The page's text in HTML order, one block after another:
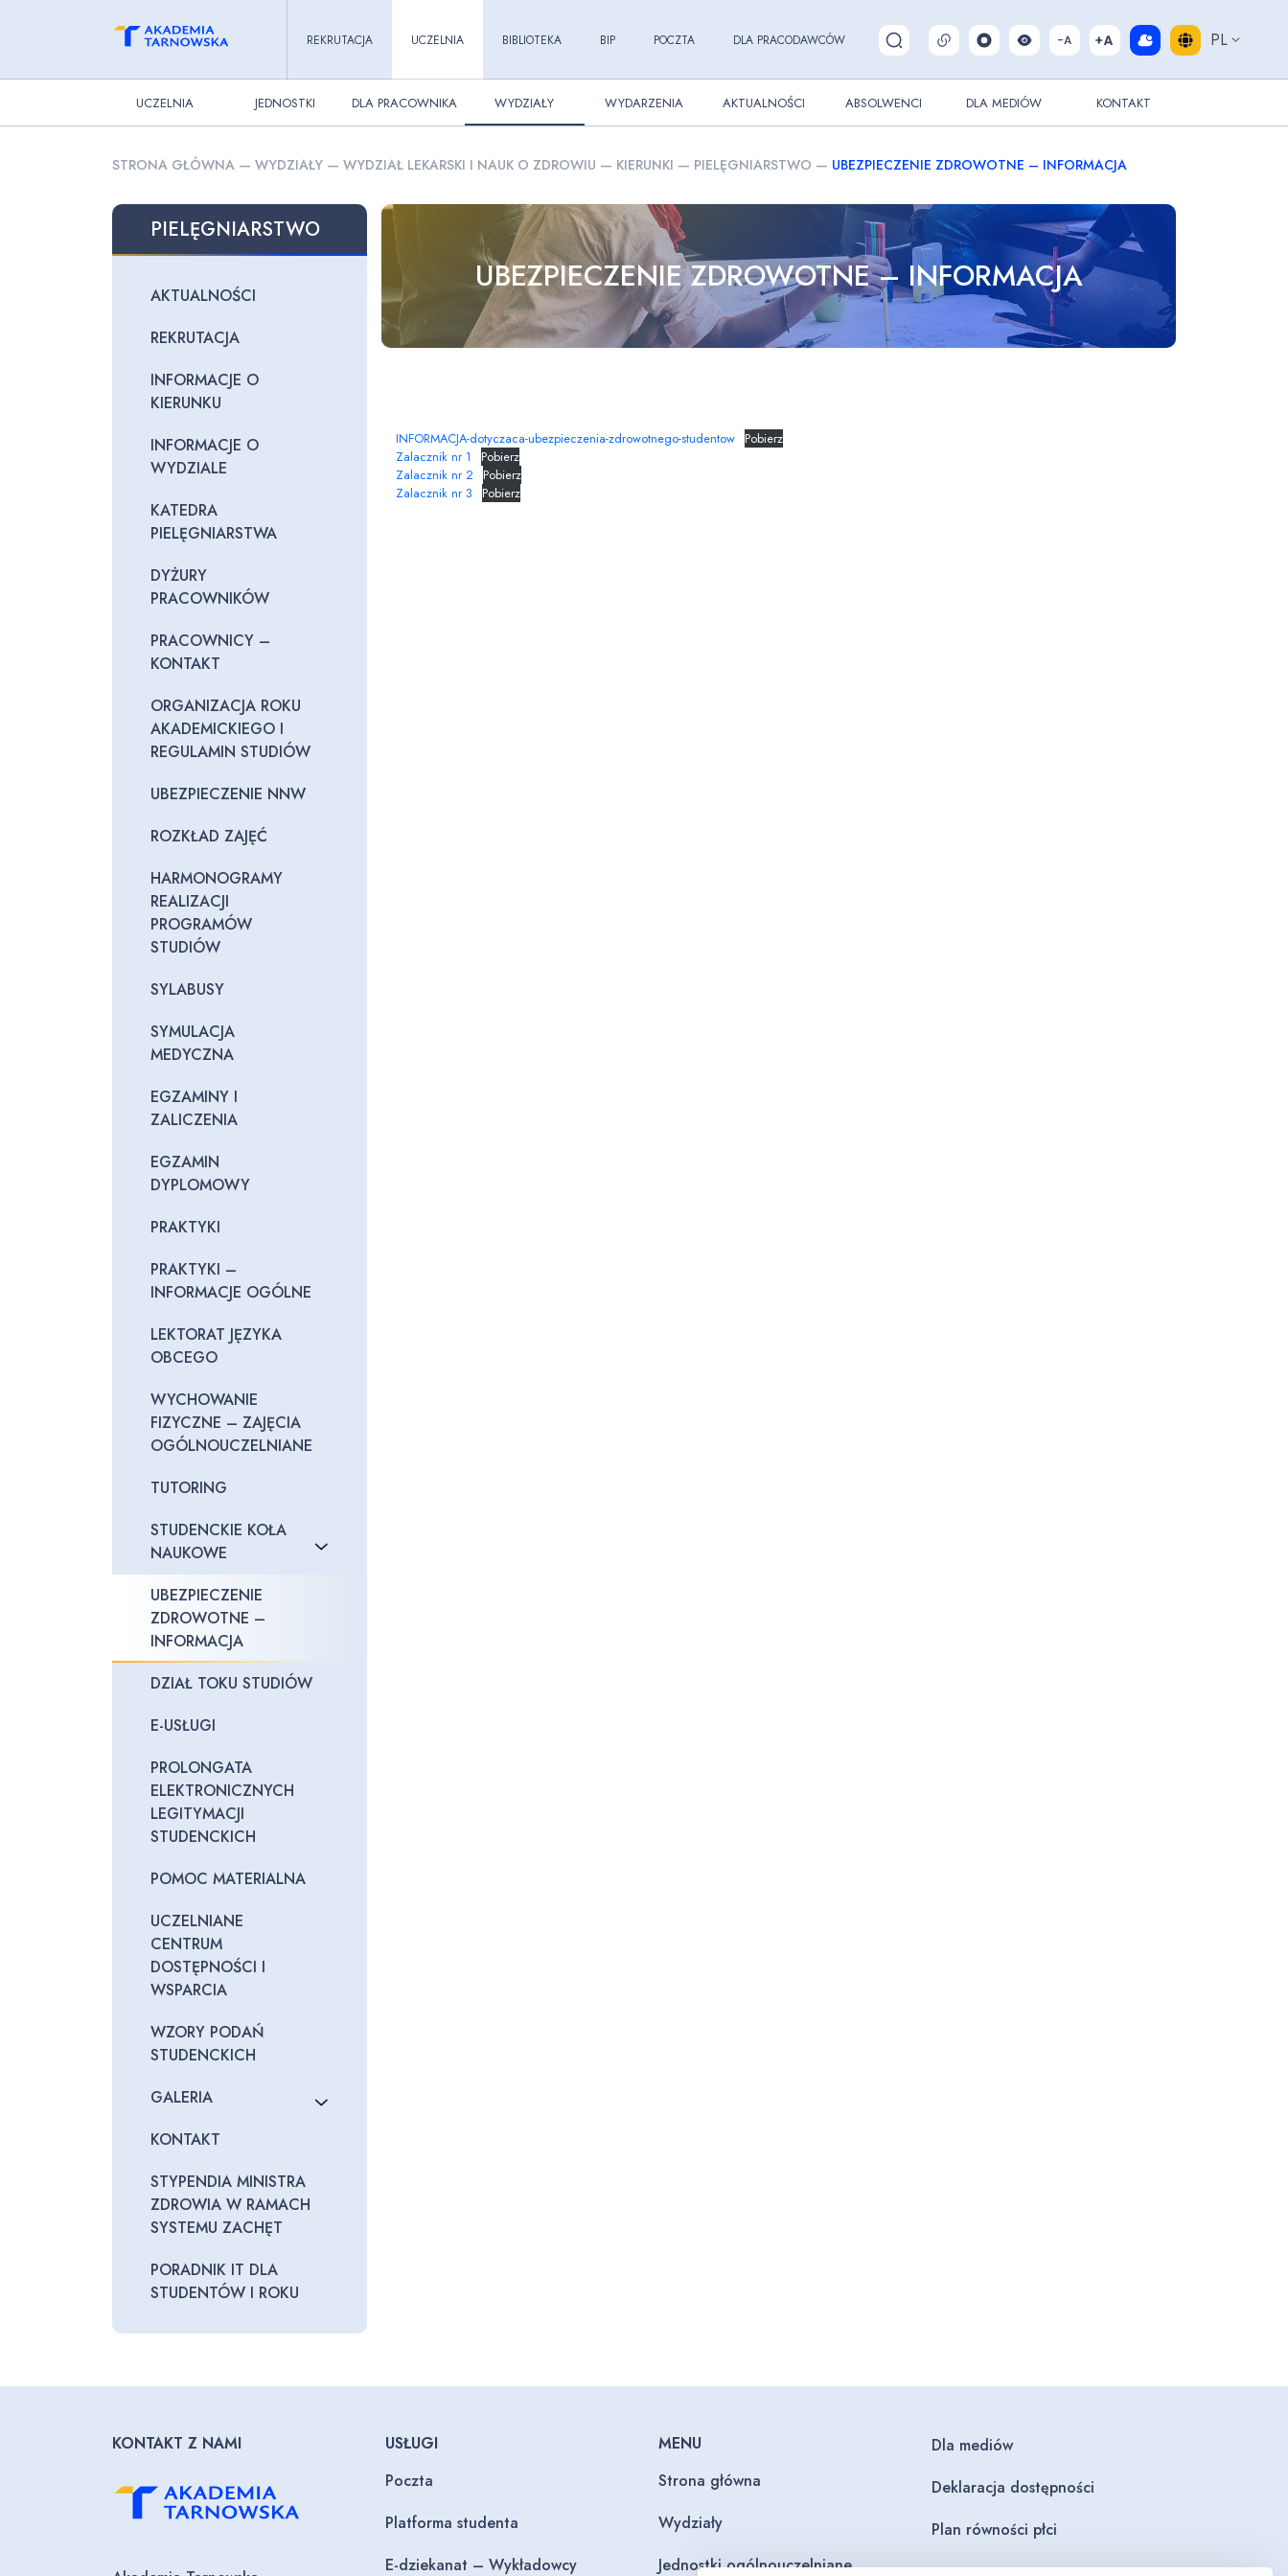
REKRUTACJA UCZELNIA BIBLIOTEKA BIP POCZTA DLA PRACODAWCÓW Pokaż/ukryj wyszukiwarkę PL
UCZELNIA JEDNOSTKI DLA PRACOWNIKA WYDZIAŁY WYDARZENIA AKTUALNOŚCI ABSOLWENCI DLA MEDIÓW KONTAKT
STRONA GŁÓWNA — WYDZIAŁY — WYDZIAŁ LEKARSKI I NAUK O ZDROWIU — KIERUNKI — PIELĘGNIARSTWO — UBEZPIECZENIE ZDROWOTNE – INFORMACJA
PIELĘGNIARSTWO
AKTUALNOŚCI
REKRUTACJA
INFORMACJE O
KIERUNKU
INFORMACJE O
WYDZIALE
KATEDRA
PIELĘGNIARSTWA
DYŻURY
PRACOWNIKÓW
PRACOWNICY –
KONTAKT
ORGANIZACJA ROKU
AKADEMICKIEGO I
REGULAMIN STUDIÓW
UBEZPIECZENIE NNW
ROZKŁAD ZAJĘĆ
HARMONOGRAMY
REALIZACJI
PROGRAMÓW
STUDIÓW
SYLABUSY
SYMULACJA
MEDYCZNA
EGZAMINY I
ZALICZENIA
EGZAMIN
DYPLOMOWY
PRAKTYKI
PRAKTYKI –
INFORMACJE OGÓLNE
LEKTORAT JĘZYKA
OBCEGO
WYCHOWANIE
FIZYCZNE – ZAJĘCIA
OGÓLNOUCZELNIANE
TUTORING
STUDENCKIE KOŁA
NAUKOWE
UBEZPIECZENIE
ZDROWOTNE –
INFORMACJA
DZIAŁ TOKU STUDIÓW
E-USŁUGI
PROLONGATA
ELEKTRONICZNYCH
LEGITYMACJI
STUDENCKICH
POMOC MATERIALNA
UCZELNIANE
CENTRUM
DOSTĘPNOŚCI I
WSPARCIA
WZORY PODAŃ
STUDENCKICH
GALERIA
KONTAKT
STYPENDIA MINISTRA
ZDROWIA W RAMACH
SYSTEMU ZACHĘT
PORADNIK IT DLA
STUDENTÓW I ROKU
UBEZPIECZENIE ZDROWOTNE – INFORMACJA
INFORMACJA-dotyczaca-ubezpieczenia-zdrowotnego-studentow Pobierz
Zalacznik nr 1
Pobierz
Zalacznik nr 2
Pobierz
Zalacznik nr 3
Pobierz
KONTAKT Z NAMI
USŁUGI
Poczta
Platforma studenta
E-dziekanat – Wykładowcy
MENU
Strona główna
Wydziały
Jednostki ogólnouczelniane
Dla mediów
Deklaracja dostępności
Plan równości płci